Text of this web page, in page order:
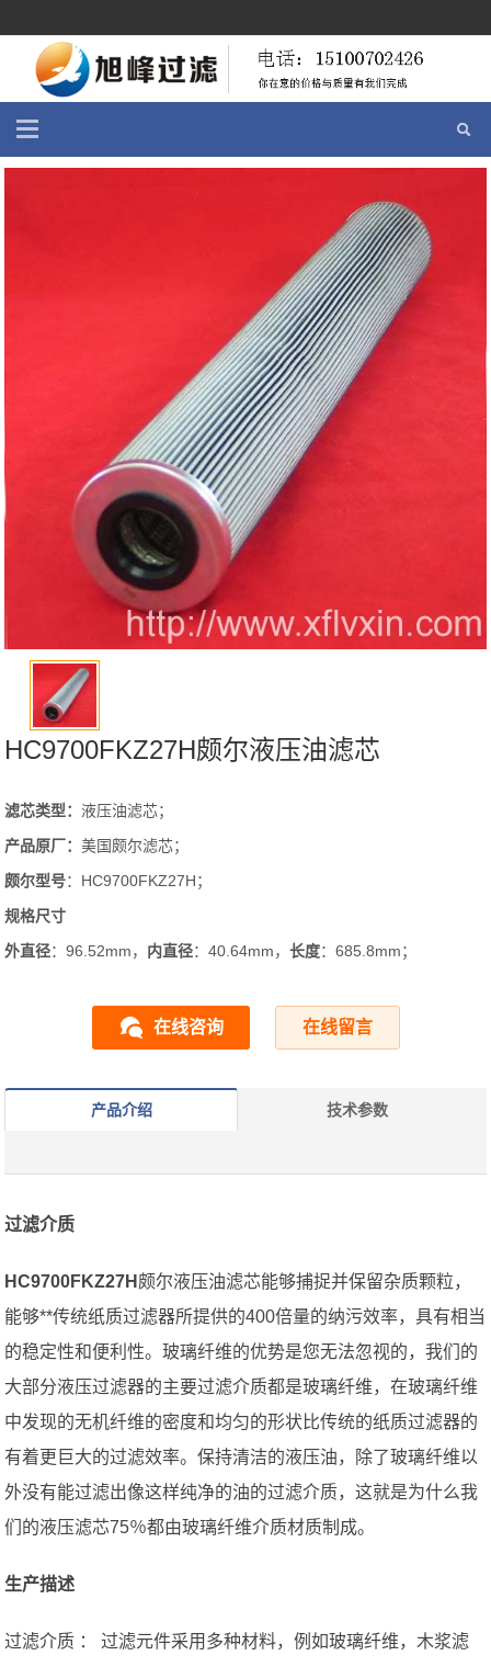
HC9700FKZ27H颇尔液压油滤芯
滤芯类型：液压油滤芯；
产品原厂：美国颇尔滤芯；
颇尔型号：HC9700FKZ27H；
规格尺寸
外直径：96.52mm， 内直径：40.64mm，长度：685.8mm；
在线咨询 在线留言
产品介绍 技术参数
过滤介质
HC9700FKZ27H 颇尔液压油滤芯能够捕捉并保留杂质颗粒，
能够**传统纸质过滤器所提供的400倍量的纳污效率，具有相当
的稳定性和便利性。玻璃纤维的优势是您无法忽视的，我们的
大部分液压过滤器的主要过滤介质都是玻璃纤维，在玻璃纤维
中发现的无机纤维的密度和均匀的形状比传统的纸质过滤器的
有着更巨大的过滤效率。保持清洁的液压油，除了玻璃纤维以
外没有能过滤出像这样纯净的油的过滤介质，这就是为什么我
们的液压滤芯75％都由玻璃纤维介质材质制成。
生产描述
过滤介质 ： 过滤元件采用多种材料，例如玻璃纤维，木浆滤